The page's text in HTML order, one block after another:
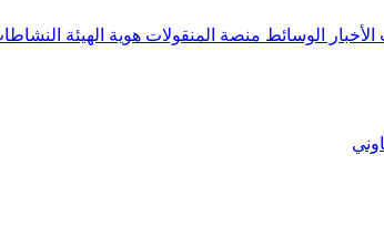
الأخبار الوسائط منصة المنقولات هوية الهيئة